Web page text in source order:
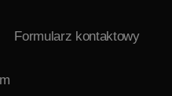
Formularz kontaktowy